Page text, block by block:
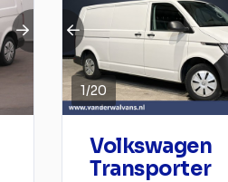
1/20
Volkswagen
Transporter